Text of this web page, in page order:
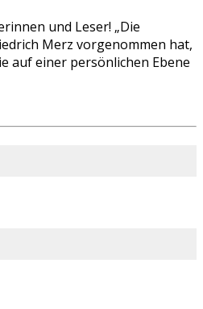
und Leser! „Die
Merz vorgenommen hat,
auf einer persönlichen Ebene